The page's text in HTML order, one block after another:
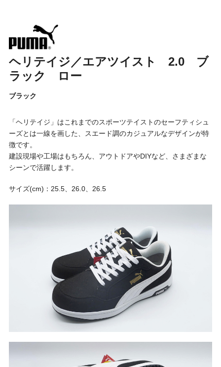
ヘリテイジ／エアツイスト 2.0 ブ
ラック ロー
ブラック
「ヘリテイジ」はこれまでのスポーツテイストのセーフティシュ
ーズとは一線を画した、スエード調のカジュアルなデザインが特
徴です。
建設現場や工場はもちろん、アウトドアやDIYなど、さまざまな
シーンで活躍します。
サイズ(cm)：25.5、26.0、26.5